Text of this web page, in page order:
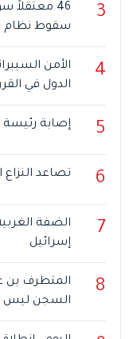
3
46 معتقلاً
سقوط نظام
4
الأمن
الدول في
5 إصابة رئيسة
6 تصاعد النزاع
7
الضفة
إسرائيل
8
المتطرف بن
السجن ليس